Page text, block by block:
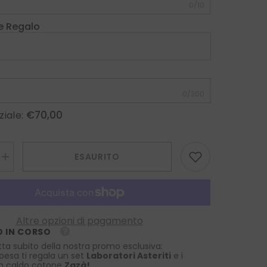
Regalo
€70,00
GEMINA
in
tessuta
Ottanio
ESAURITO
Altre opzioni di pagamento
IN CORSO
subito della nostra promo esclusiva:
ti regala un set Laboratori Asteriti e i